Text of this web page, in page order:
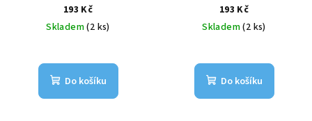
193 Kč
Skladem(2 ks)
Do košíku
193 Kč
Skladem(2 ks)
Do košíku